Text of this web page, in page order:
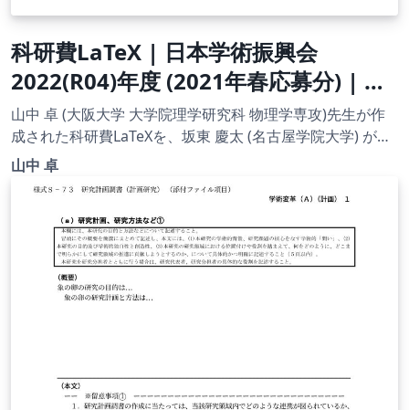
科研費LaTeX | 日本学術振興会
2022(R04)年度 (2021年春応募分) | 海
外特別研究員 | 2021.02.03
山中 卓 (大阪大学 大学院理学研究科 物理学専攻)先生が作
成された科研費LaTeXを、坂東 慶太 (名古屋学院大学) が了
承を得てテンプレート登録しています。 詳細はこちら↓を
山中 卓